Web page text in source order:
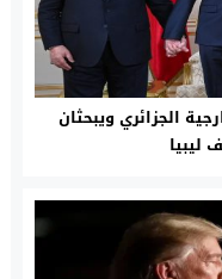
الجزائري ويبحثان
ليبيا